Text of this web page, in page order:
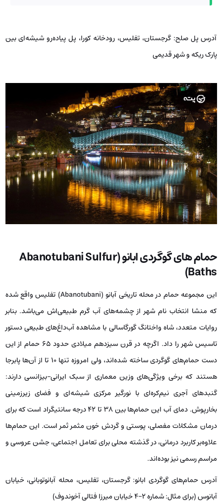
آدرس پل صلح: گرجستان، تفلیس، رودخانه کورا، پل پیاده‌رو شیشه‌ای بین
پارک ریکه و شهر قدیمی
حمام های گوگردی ابانو (Abanotubani Sulfur
Baths)
این مجموعه حمام در محله تاریخی آبانو (Abanotubani) تفلیس واقع شده
که منشا انتخاب نام شهر از چشمه‌های آب گرم طبیعی‌اش می‌باشد. بنابر
روایات متعدد، شاه واختانگ گورگاسالی با مشاهده آب‌داغ‌های طبیعی دستور
تاسیس شهر را داد. اگرچه در قرن‌ سیزدهم میلادی حدود ۶۵ حمام از این
دست حمام‌های گوگردی ساخته شده‌اند، ولی امروزه تنها ۱۰ تا از آن‌ها پابرجا
هستند که برخی ویژگی‌های وزین معماری از سبک ایرانی–بیزانسی دارند:
گنبدهای آجری نیم‌کره‌ای با نورگیر مرکزی شیشه‌ای و فضای زیرزمینی
بخارپوش. دمای آب این حمام‌ها بین ۳۸ تا ۴۲ درجه سانتیگراد است که برای
درمان مشکلات مفصلی، پوستی و گردش خون مثمر ثمر است. این حمام‌ها
علاوه‌بر کاربرد درمانی، در گذشته محلی برای تعامل اجتماعی، جشن عروسی و
مراسم رسمی نیز بوده‌اند.
آدرس حمام‌های گوگردی ابانو: گرجستان، تفلیس، محله آبانوتوبانی، خیابان
آبانوس (برای مثال: شماره ۲–۴ خیابان میرزا فتالی آخوندوف)